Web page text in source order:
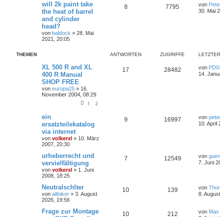
will 2k paint take
the heat of barrel
and cylinder
head?
von baldock » 28. Mai
2021, 20:05
8 7795 von
30. Mai
THEMEN ANTWORTEN ZUGRIFFE
XL 500 R and XL
400 R Manual
SHOP FREE
von europa25 » 16.
November 2004, 08:29
1 2
17 28482 von
14.
ein
ersatzteilekatalog
via internet
von volkerxl » 10. März
2007, 20:30
9 16997 von
10. April
urheberrecht und
vervielfältigung
von volkerxl » 1. Juni
2008, 18:25
7 12549 von
7. Juni
Neutralschlter
von altbiker » 3. August
2026, 19:56
10 139 von
8.
Frage zur Montage
10 212 von